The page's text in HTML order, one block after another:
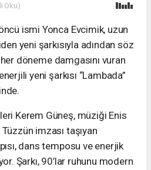
Oku)
ismi Yonca Evcimik, uzun
yeni şarkısıyla adından söz
döneme damgasını vuran
yeni şarkısı “Lambada”
Kerem Güneş, müziği Enis
imzası taşıyan
dans temposu ve enerjik
Şarkı, 90’lar ruhunu modern